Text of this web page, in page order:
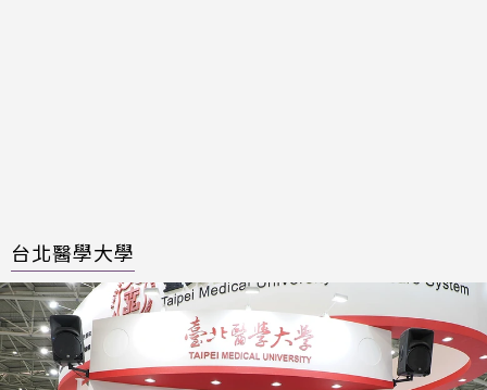
台北醫學大學